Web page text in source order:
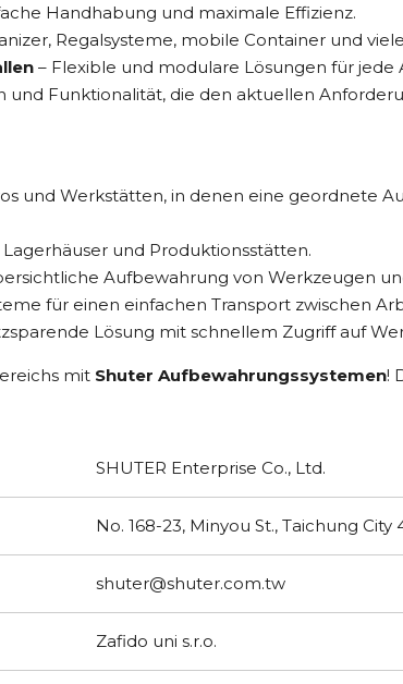
Handhabung und maximale Effizienz.
Regalsysteme, mobile Container und
– Flexible und modulare Lösungen für jede
und Funktionalität, die den aktuellen
und Werkstätten, in denen eine geordnete
und Produktionsstätten.
Aufbewahrung von Werkzeugen
für einen einfachen Transport zwischen
Lösung mit schnellem Zugriff auf
mit Shuter Aufbewahrungssystemen!
SHUTER Enterprise Co., Ltd.
No. 168-23, Minyou St., Taichung City
shuter@shuter.com.tw
Zafido uni s.r.o.